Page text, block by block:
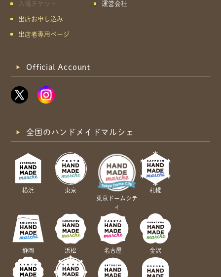
入場チケット
出店お申し込み
出店者専用ページ
運営会社
Official Account
全国のハンドメイドマルシェ
横浜
東京
東京ドームシテ
ィ
札幌
静岡 浜松 名古屋 金沢